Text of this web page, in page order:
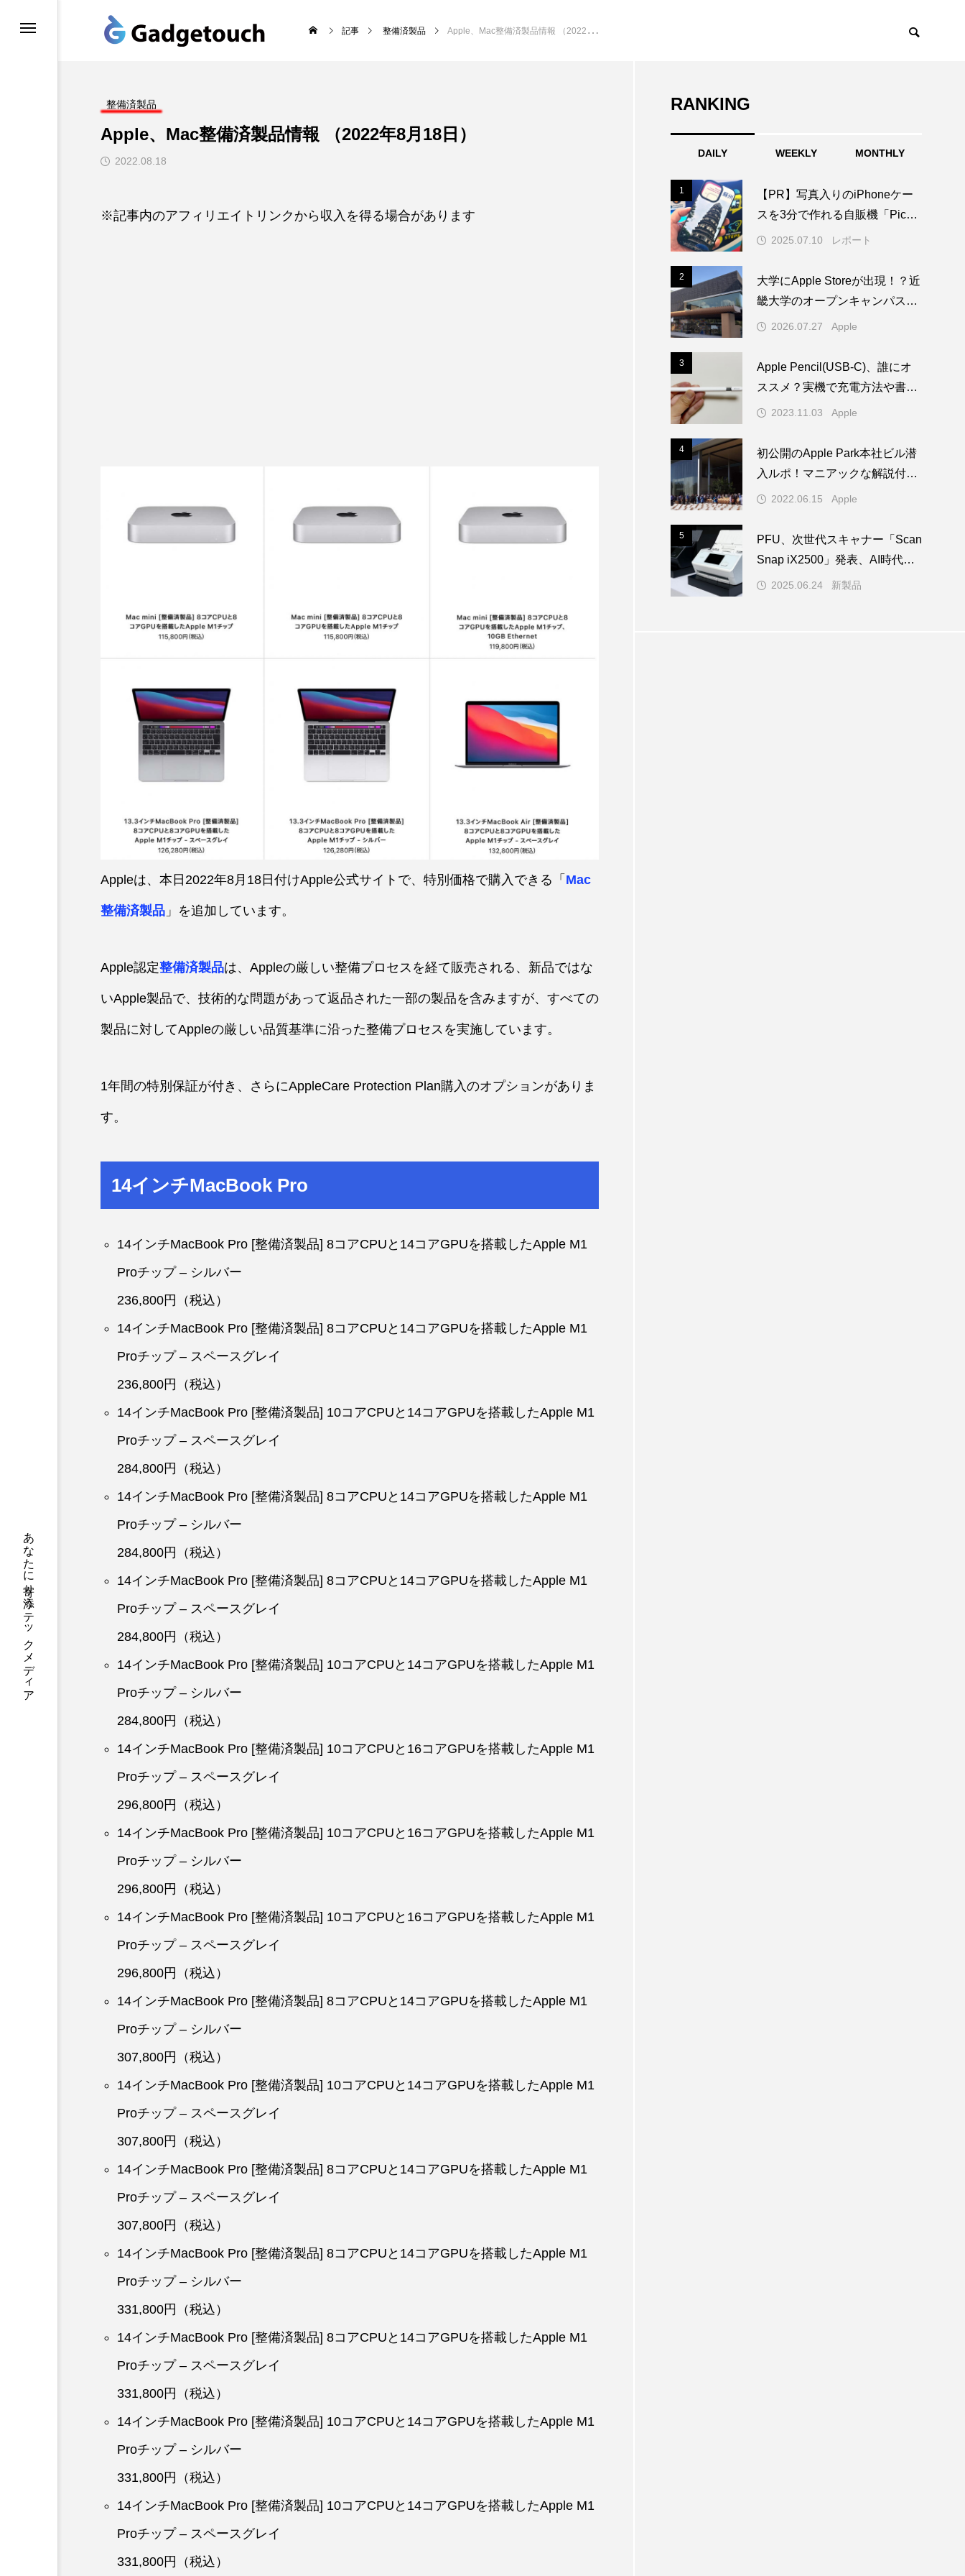
あなたに寄り添う テックメディア
記事 整備済製品 Apple、Mac整備済製品情報 （2022年8月18日）
整備済製品
Apple、Mac整備済製品情報 （2022年8月18日）
2022.08.18
※記事内のアフィリエイトリンクから収入を得る場合があります
Appleは、本日2022年8月18日付けApple公式サイトで、特別価格で購入できる「 Mac
整備済製品 」を追加しています。
Apple認定整備済製品は、Appleの厳しい整備プロセスを経て販売される、新品ではな
いApple製品で、技術的な問題があって返品された一部の製品を含みますが、すべての
製品に対してAppleの厳しい品質基準に沿った整備プロセスを実施しています。
1年間の特別保証が付き、さらにAppleCare Protection Plan購入のオプションがありま
す。
14インチMacBook Pro
14インチMacBook Pro [整備済製品] 8コアCPUと14コアGPUを搭載したApple M1
Proチップ – シルバー
236,800円（税込）
14インチMacBook Pro [整備済製品] 8コアCPUと14コアGPUを搭載したApple M1
Proチップ – スペースグレイ
236,800円（税込）
14インチMacBook Pro [整備済製品] 10コアCPUと14コアGPUを搭載したApple M1
Proチップ – スペースグレイ
284,800円（税込）
14インチMacBook Pro [整備済製品] 8コアCPUと14コアGPUを搭載したApple M1
Proチップ – シルバー
284,800円（税込）
14インチMacBook Pro [整備済製品] 8コアCPUと14コアGPUを搭載したApple M1
Proチップ – スペースグレイ
284,800円（税込）
14インチMacBook Pro [整備済製品] 10コアCPUと14コアGPUを搭載したApple M1
Proチップ – シルバー
284,800円（税込）
14インチMacBook Pro [整備済製品] 10コアCPUと16コアGPUを搭載したApple M1
Proチップ – スペースグレイ
296,800円（税込）
14インチMacBook Pro [整備済製品] 10コアCPUと16コアGPUを搭載したApple M1
Proチップ – シルバー
296,800円（税込）
14インチMacBook Pro [整備済製品] 10コアCPUと16コアGPUを搭載したApple M1
Proチップ – スペースグレイ
296,800円（税込）
14インチMacBook Pro [整備済製品] 8コアCPUと14コアGPUを搭載したApple M1
Proチップ – シルバー
307,800円（税込）
14インチMacBook Pro [整備済製品] 10コアCPUと14コアGPUを搭載したApple M1
Proチップ – スペースグレイ
307,800円（税込）
14インチMacBook Pro [整備済製品] 8コアCPUと14コアGPUを搭載したApple M1
Proチップ – スペースグレイ
307,800円（税込）
14インチMacBook Pro [整備済製品] 8コアCPUと14コアGPUを搭載したApple M1
Proチップ – シルバー
331,800円（税込）
14インチMacBook Pro [整備済製品] 8コアCPUと14コアGPUを搭載したApple M1
Proチップ – スペースグレイ
331,800円（税込）
14インチMacBook Pro [整備済製品] 10コアCPUと14コアGPUを搭載したApple M1
Proチップ – シルバー
331,800円（税込）
14インチMacBook Pro [整備済製品] 10コアCPUと14コアGPUを搭載したApple M1
Proチップ – スペースグレイ
331,800円（税込）
RANKING
DAILY WEEKLY MONTHLY
1
【PR】写真入りのiPhoneケー
スを3分で作れる自販機「PickM
e!Case」を使ってみた
2025.07.10 レポート
2
大学にApple Storeが出現！？近
畿大学のオープンキャンパスに
1日限りの特別なAppleブースが
2026.07.27 Apple
3
Apple Pencil(USB-C)、誰にオ
ススメ？実機で充電方法や書き
心地を試してみた！
2023.11.03 Apple
4
初公開のApple Park本社ビル潜
入ルポ！マニアックな解説付き
／WWDC22 ー 1/2
2022.06.15 Apple
5
PFU、次世代スキャナー「Scan
Snap iX2500」発表、AI時代の
学習を担う
2025.06.24 新製品